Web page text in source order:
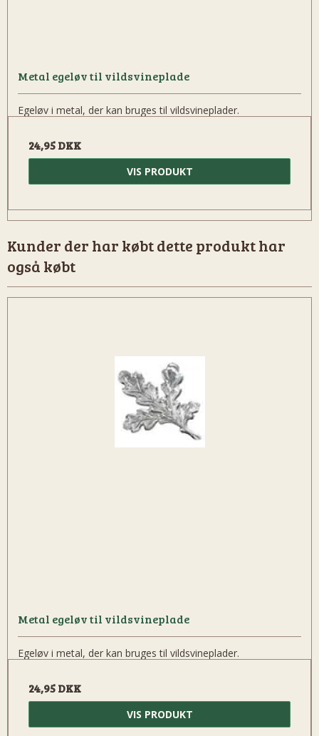
Metal egeløv til vildsvineplade
Egeløv i metal, der kan bruges til vildsvineplader.
24,95 DKK
VIS PRODUKT
Kunder der har købt dette produkt har
også købt
Metal egeløv til vildsvineplade
Egeløv i metal, der kan bruges til vildsvineplader.
24,95 DKK
VIS PRODUKT